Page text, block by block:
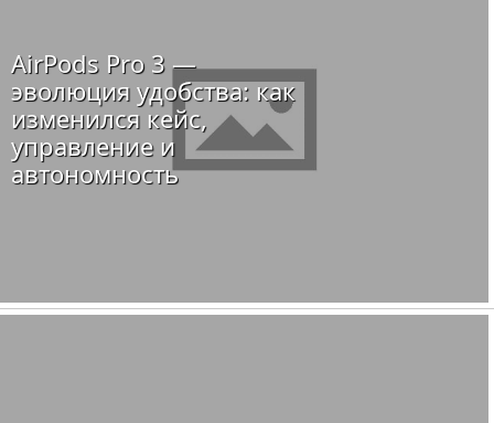
AirPods Pro 3 —
эволюция удобства: как
изменился кейс,
управление и
автономность